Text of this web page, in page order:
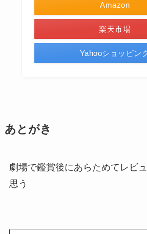
Amazon
楽天市場
Yahooショッピン
あとがき
劇場で鑑賞後にあらためてレビ
思う